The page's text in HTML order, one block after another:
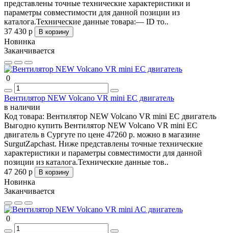
представлены точные технические характеристики и
параметры совместимости для данной позиции из
каталога.Технические данные товара:— ID то..
37 430 р
В корзину
Новинка
Заканчивается
0
Вентилятор NEW Volcano VR mini EC двигатель
в наличии
Код товара: Вентилятор NEW Volcano VR mini EC двигатель
Выгодно купить Вентилятор NEW Volcano VR mini EC
двигатель в Сургуте по цене 47260 р. можно в магазине
SurgutZapchast. Ниже представлены точные технические
характеристики и параметры совместимости для данной
позиции из каталога.Технические данные тов..
47 260 р
В корзину
Новинка
Заканчивается
0